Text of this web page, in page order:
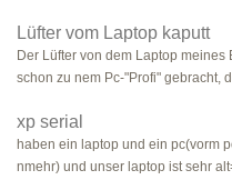
Lüfter vom Laptop kaputt
Der Lüfter von dem Laptop
schon zu nem Pc-"Profi" gebracht,
xp serial
haben ein laptop und ein pc(vorm
nmehr) und unser laptop ist sehr